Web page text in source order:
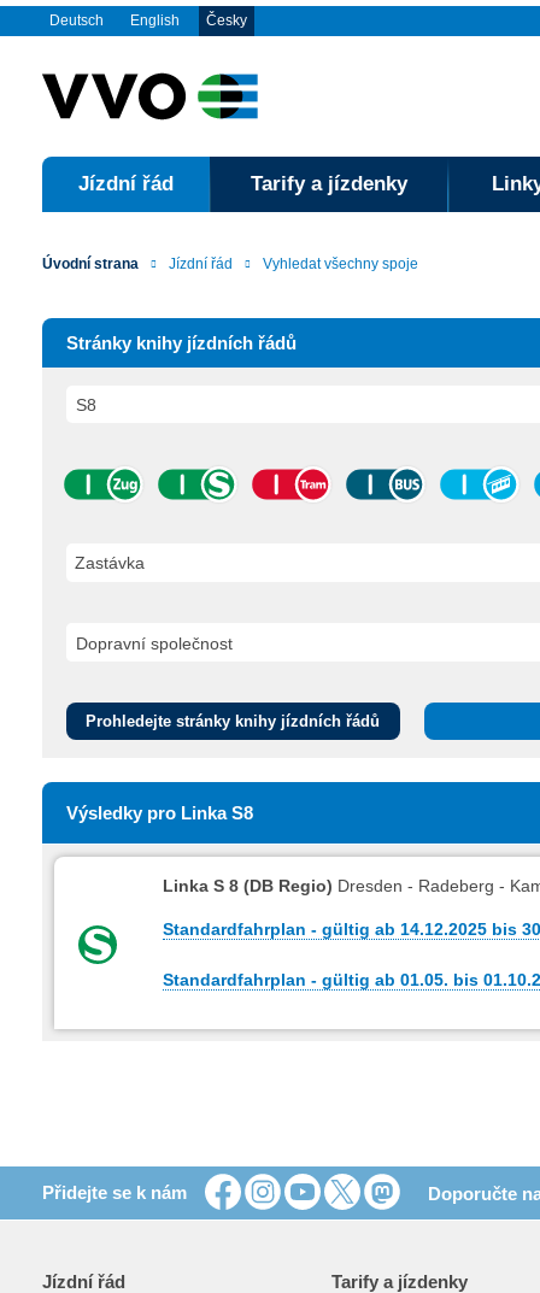
Deutsch English Česky
Jízdní řád Tarify a jízdenky
Úvodní strana Jízdní řád Vyhledat všechny spoje
Stránky knihy jízdních řádů
Zastávka
Prohledejte stránky knihy jízdních řádů
Výsledky pro Linka S8
Linka S 8 (DB Regio) Dresden - Radeberg -
Standardfahrplan - gültig ab 14.12.2025 bis
Standardfahrplan - gültig ab 01.05. bis
Přidejte se k nám Doporučte
Jízdní řád Tarify a jízdenky